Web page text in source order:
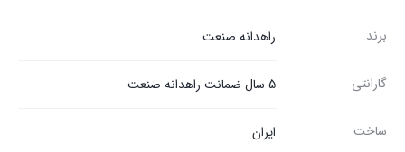
برند راهدانه صنعت
گارانتی 5 سال ضمانت راهدانه صنعت
ساخت ایران